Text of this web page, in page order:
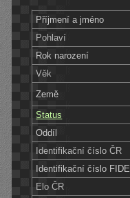
Příjmení a jméno
Pohlaví
Rok narození
Věk
Země
Status
Oddíl
Identifikační číslo ČR
Identifikační číslo FIDE
Elo ČR